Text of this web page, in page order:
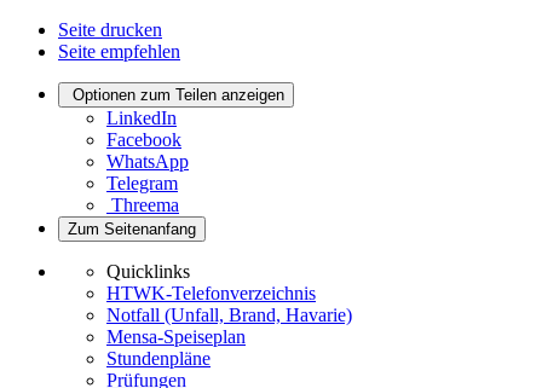
Seite drucken
Seite empfehlen
Optionen zum Teilen anzeigen
LinkedIn
Facebook
WhatsApp
Telegram
Threema
Zum Seitenanfang
Quicklinks
HTWK-Telefonverzeichnis
Notfall (Unfall, Brand, Havarie)
Mensa-Speiseplan
Stundenpläne
Prüfungen